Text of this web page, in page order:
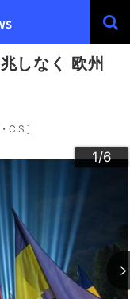
しなく 欧州
CIS ]
1/6
2/6
3/6
4/6
5/6
6/6